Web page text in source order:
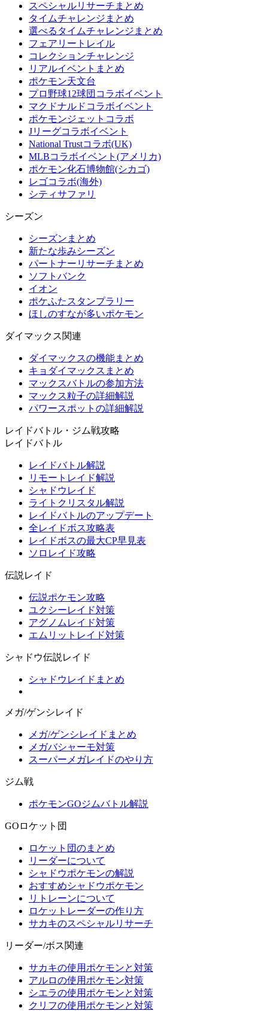
スペシャルリサーチまとめ
タイムチャレンジまとめ
選べるタイムチャレンジまとめ
フェアリートレイル
コレクションチャレンジ
リアルイベントまとめ
ポケモン天文台
プロ野球12球団コラボイベント
マクドナルドコラボイベント
ポケモンジェットコラボ
Jリーグコラボイベント
National Trustコラボ(UK)
MLBコラボイベント(アメリカ)
ポケモン化石博物館(シカゴ)
レゴコラボ(海外)
シティサファリ
シーズン
シーズンまとめ
新たな歩みシーズン
パートナーリサーチまとめ
ソフトバンク
イオン
ポケふたスタンプラリー
ほしのすなが多いポケモン
ダイマックス関連
ダイマックスの機能まとめ
キョダイマックスまとめ
マックスバトルの参加方法
マックス粒子の詳細解説
パワースポットの詳細解説
レイドバトル・ジム戦攻略
レイドバトル
レイドバトル解説
リモートレイド解説
シャドウレイド
ライトクリスタル解説
レイドバトルのアップデート
全レイドボス攻略表
レイドボスの最大CP早見表
ソロレイド攻略
伝説レイド
伝説ポケモン攻略
ユクシーレイド対策
アグノムレイド対策
エムリットレイド対策
シャドウ伝説レイド
シャドウレイドまとめ
メガ/ゲンシレイド
メガ/ゲンシレイドまとめ
メガバシャーモ対策
スーパーメガレイドのやり方
ジム戦
ポケモンGOジムバトル解説
GOロケット団
ロケット団のまとめ
リーダーについて
シャドウポケモンの解説
おすすめシャドウポケモン
リトレーンについて
ロケットレーダーの作り方
サカキのスペシャルリサーチ
リーダー/ボス関連
サカキの使用ポケモンと対策
アルロの使用ポケモン対策
シエラの使用ポケモンと対策
クリフの使用ポケモンと対策